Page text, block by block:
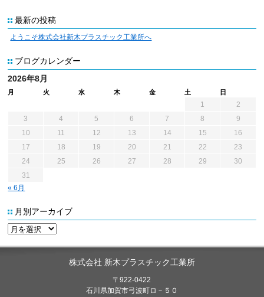
最新の投稿
ようこそ株式会社新木プラスチック工業所へ
ブログカレンダー
2026年8月
月 火 水 木 金 土 日
1
2
3
4 5 6 7 8
9
10
11 12 13 14 15
16
17
18 19 20 21 22
23
24
25 26 27 28 29
30
31
« 6月
月別アーカイブ
株式会社 新木プラスチック工業所
〒922-0422
石川県加賀市弓波町ロ－５０